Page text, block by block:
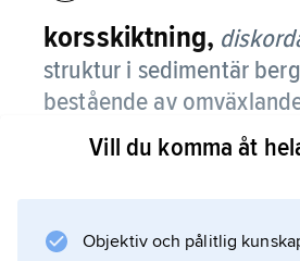
korsskiktning,
struktur i sedimentär
bestående av
och lutande skikt.
strömmande vatten eller vind
Vill du komma åt
Objektiv och pålitlig